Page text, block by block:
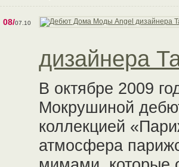
08/07.10
дизайнера
В октябре 2009
Мокрушиной
коллекцией
атмосфера